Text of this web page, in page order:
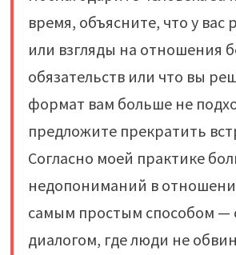
время, объясните, что у вас
или взгляды на отношения
обязательств или что вы
формат вам больше не
предложите прекратить
Согласно моей практике
недопониманий в
самым простым способом
диалогом, где люди не